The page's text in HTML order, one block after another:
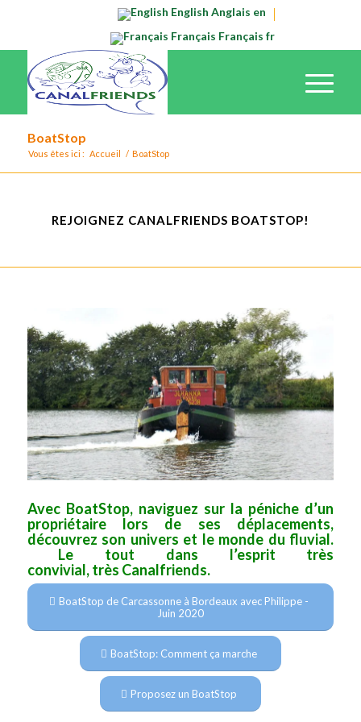
English Anglais en
Français Français fr
BoatStop
Vous êtes ici : Accueil / BoatStop
REJOIGNEZ CANALFRIENDS BOATSTOP!
Avec BoatStop, naviguez sur la péniche d’un
propriétaire lors de ses déplacements,
découvrez son univers et le monde du fluvial.
Le tout dans l’esprit très
convivial, très Canalfriends.
BoatStop de Carcassonne à Bordeaux avec Philippe -
Juin 2020
BoatStop: Comment ça marche
Proposez un BoatStop